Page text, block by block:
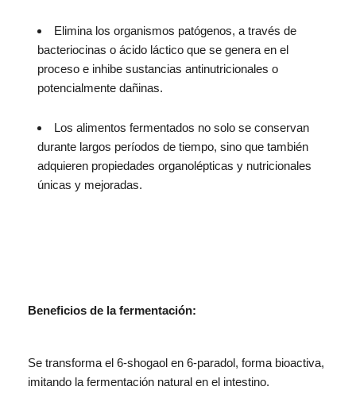
Elimina los organismos patógenos, a través de
bacteriocinas o ácido láctico que se genera en el
proceso e inhibe sustancias antinutricionales o
potencialmente dañinas.
Los alimentos fermentados no solo se conservan
durante largos períodos de tiempo, sino que también
adquieren propiedades organolépticas y nutricionales
únicas y mejoradas.
Beneficios de la fermentación:
Se transforma el 6-shogaol en 6-paradol, forma bioactiva,
imitando la fermentación natural en el intestino.